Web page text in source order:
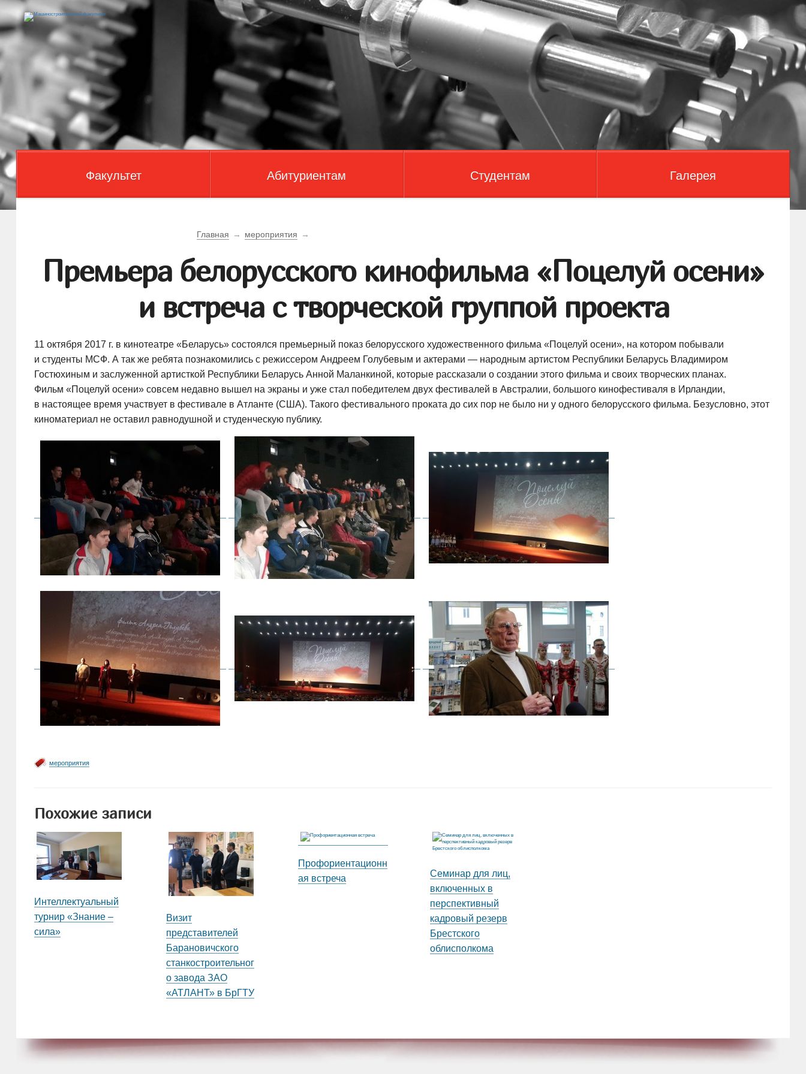
Факультет Абитуриентам Студентам Галерея
Главная → мероприятия →
Премьера белорусского кинофильма «Поцелуй осени»
и встреча с творческой группой проекта
11 октября 2017 г. в кинотеатре «Беларусь» состоялся премьерный показ белорусского художественного фильма «Поцелуй осени», на котором побывали
и студенты МСФ. А так же ребята познакомились с режиссером Андреем Голубевым и актерами — народным артистом Республики Беларусь Владимиром
Гостюхиным и заслуженной артисткой Республики Беларусь Анной Маланкиной, которые рассказали о создании этого фильма и своих творческих планах.
Фильм «Поцелуй осени» совсем недавно вышел на экраны и уже стал победителем двух фестивалей в Австралии, большого кинофестиваля в Ирландии,
в настоящее время участвует в фестивале в Атланте (США). Такого фестивального проката до сих пор не было ни у одного белорусского фильма. Безусловно, этот
киноматериал не оставил равнодушной и студенческую публику.
мероприятия
Похожие записи
Интеллектуальный
турнир «Знание –
сила»
Визит
представителей
Барановичского
станкостроительног
о завода ЗАО
«АТЛАНТ» в БрГТУ
Профориентационн
ая встреча
Семинар для лиц,
включенных в
перспективный
кадровый резерв
Брестского
облисполкома